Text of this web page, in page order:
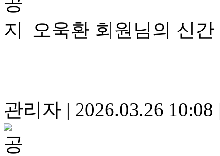
오욱환 회원님의 신
관리자 | 2026.03.26 10:08